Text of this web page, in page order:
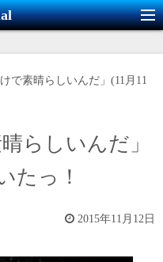
で素晴らしいんだ」(11月11
らしいんだ」
たっ！
2015年11月12日